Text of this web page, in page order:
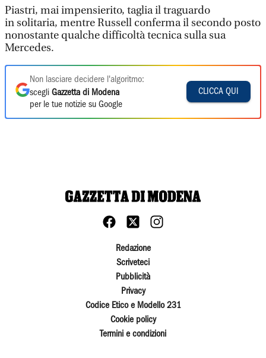
Piastri, mai impensierito, taglia il traguardo
in solitaria, mentre Russell conferma il secondo posto
nonostante qualche difficoltà tecnica sulla sua
Mercedes.
Non lasciare decidere l'algoritmo:
scegli Gazzetta di Modena
per le tue notizie su Google
CLICCA QUI
Redazione
Scriveteci
Pubblicità
Privacy
Codice Etico e Modello 231
Cookie policy
Termini e condizioni